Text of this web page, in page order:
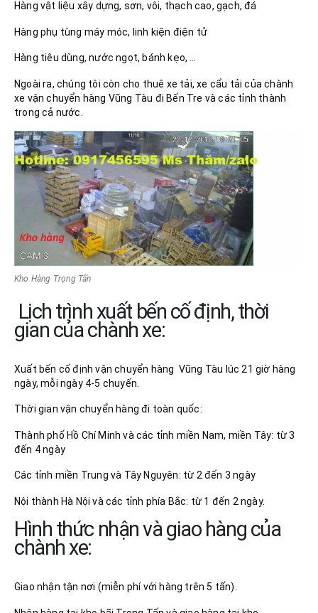
Hàng vật liệu xây dựng, sơn, vôi, thạch cao, gạch, đá
Hàng phụ tùng máy móc, linh kiện điện tử
Hàng tiêu dùng, nước ngọt, bánh kẹo, …
Ngoài ra, chúng tôi còn cho thuê xe tải, xe cẩu tải của chành
xe vận chuyển hàng Vũng Tàu đi Bến Tre và các tỉnh thành
trong cả nước.
Kho Hàng Trọng Tấn
Lịch trình xuất bến cố định, thời
gian của chành xe:
Xuất bến cố định vận chuyển hàng Vũng Tàu lúc 21 giờ hàng
ngày, mỗi ngày 4-5 chuyến.
Thời gian vận chuyển hàng đi toàn quốc:
Thành phố Hồ Chí Minh và các tỉnh miền Nam, miền Tây: từ 3
đến 4 ngày
Các tỉnh miền Trung và Tây Nguyên: từ 2 đến 3 ngày
Nội thành Hà Nội và các tỉnh phía Bắc: từ 1 đến 2 ngày.
Hình thức nhận và giao hàng của
chành xe:
Giao nhận tận nơi (miễn phí với hàng trên 5 tấn).